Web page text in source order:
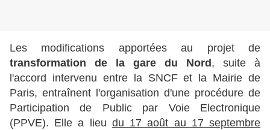
Les modifications apportées au projet de
transformation de la gare du Nord , suite à
l'accord intervenu entre la SNCF et la Mairie de
Paris, entraînent l'organisation d'une procédure de
Participation de Public par Voie Electronique
(PPVE). Elle a lieu du 17 août au 17 septembre